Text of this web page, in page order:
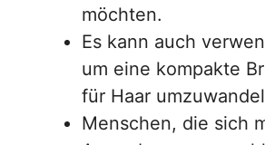
möchten.
Es kann auch
um eine kompakte
für Haar
Menschen, die sich